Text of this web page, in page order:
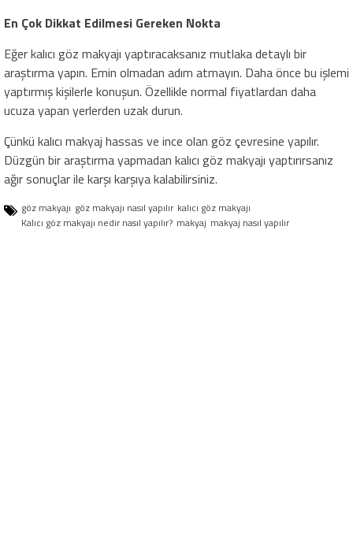
En Çok Dikkat Edilmesi Gereken Nokta
Eğer kalıcı göz makyajı yaptıracaksanız mutlaka detaylı bir
araştırma yapın. Emin olmadan adım atmayın. Daha önce bu işlemi
yaptırmış kişilerle konuşun. Özellikle normal fiyatlardan daha
ucuza yapan yerlerden uzak durun.
Çünkü kalıcı makyaj hassas ve ince olan göz çevresine yapılır.
Düzgün bir araştırma yapmadan kalıcı göz makyajı yaptırırsanız
ağır sonuçlar ile karşı karşıya kalabilirsiniz.
göz makyajı göz makyajı nasıl yapılır kalıcı göz makyajı
Kalıcı göz makyajı nedir nasıl yapılır? makyaj makyaj nasıl yapılır